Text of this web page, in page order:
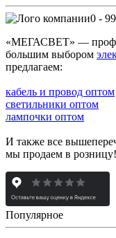
0 -
«МЕГАСВЕТ» —
большим выбором
предлагаем:
кабель и провод оптом
светильники оптом
лампочки оптом
И также все
мы продаем в розницу!
Популярное